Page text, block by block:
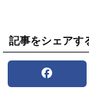
記事をシェアす